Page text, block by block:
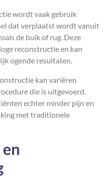
wordt vaak gebruik
dat verplaatst wordt vanuit
de buik of rug. Deze
reconstructie en kan
ogende resultaten.
kan variëren
die is uitgevoerd.
echter minder pijn en
met traditionele